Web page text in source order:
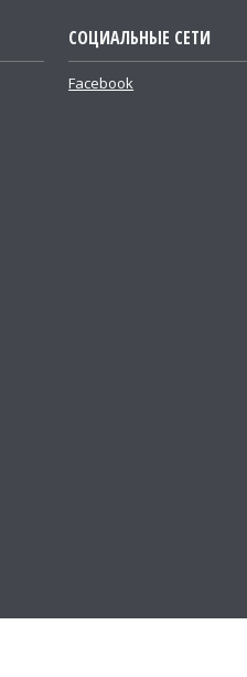
СОЦИАЛЬНЫЕ СЕТИ
Facebook